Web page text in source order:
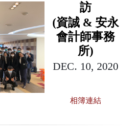
訪
(資誠 & 安永
會計師事務
所)
DEC. 10, 2020
相簿連結